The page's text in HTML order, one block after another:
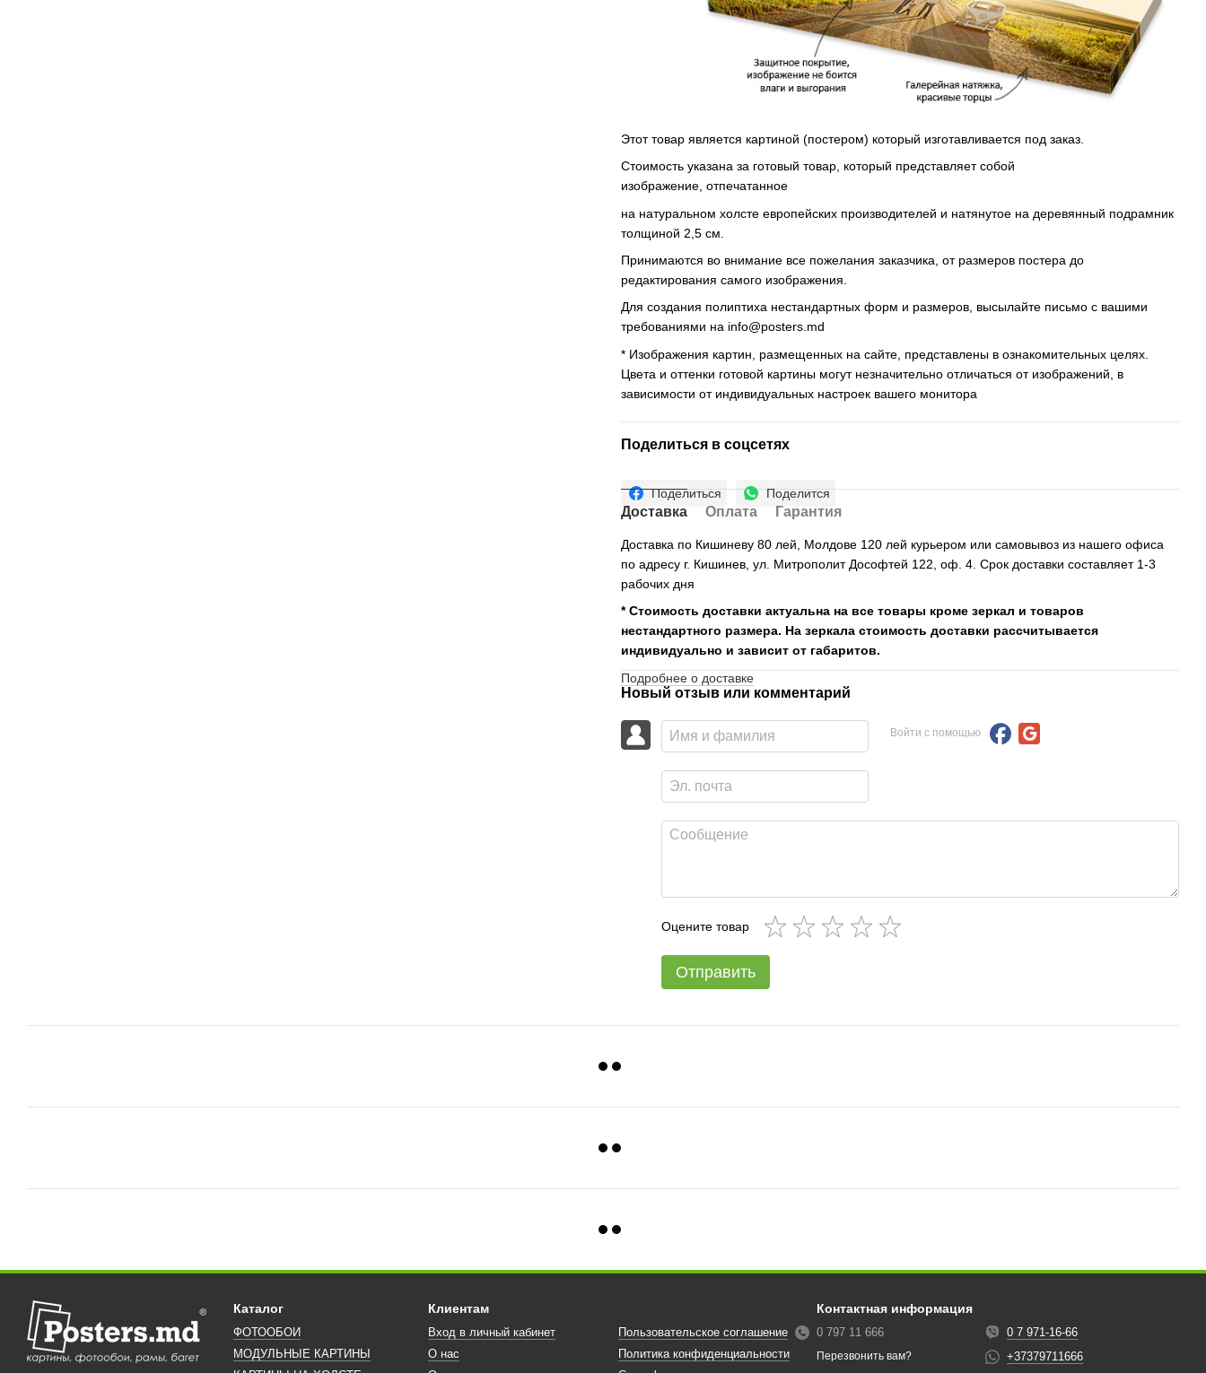
Этот товар является картиной (постером) который изготавливается под заказ.
Стоимость указана за готовый товар, который представляет собой
изображение, отпечатанное
на натуральном холсте европейских производителей и натянутое на деревянный подрамник
толщиной 2,5 см.
Принимаются во внимание все пожелания заказчика, от размеров постера до
редактирования самого изображения.
Для создания полиптиха нестандартных форм и размеров, высылайте письмо c вашими
требованиями на info@posters.md
* Изображения картин, размещенных на сайте, представлены в ознакомительных целях.
Цвета и оттенки готовой картины могут незначительно отличаться от изображений, в
зависимости от индивидуальных настроек вашего монитора
Поделиться в соцсетях
Поделиться Поделится
Доставка Оплата Гарантия
Доставка по Кишиневу 80 лей, Молдове 120 лей курьером или самовывоз из нашего офиса
по адресу г. Кишинев, ул. Митрополит Дософтей 122, оф. 4. Срок доставки составляет 1-3
рабочих дня
* Стоимость доставки актуальна на все товары кроме зеркал и товаров
нестандартного размера. На зеркала стоимость доставки рассчитывается
индивидуально и зависит от габаритов.
Подробнее о доставке
Новый отзыв или комментарий
Войти с помощью
Оцените товар
Отправить
Каталог
ФОТООБОИ
МОДУЛЬНЫЕ КАРТИНЫ
Клиентам
Вход в личный кабинет
О нас
Пользовательское соглашение
Политика конфиденциальности
Контактная информация
0 797 11 666
Перезвонить вам?
0 7 971-16-66
+37379711666